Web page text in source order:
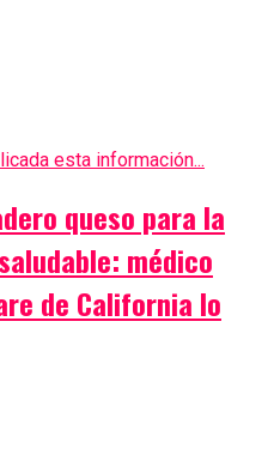
esta información...
queso para la
médico
de California lo